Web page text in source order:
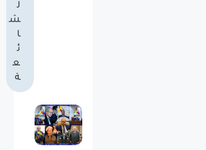
ل
ش
ا
ئ
ع
ة